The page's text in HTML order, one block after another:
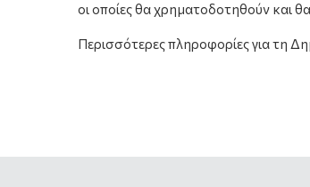
οι οποίες θα χρηματοδοτηθούν και
Περισσότερες πληροφορίες για τη